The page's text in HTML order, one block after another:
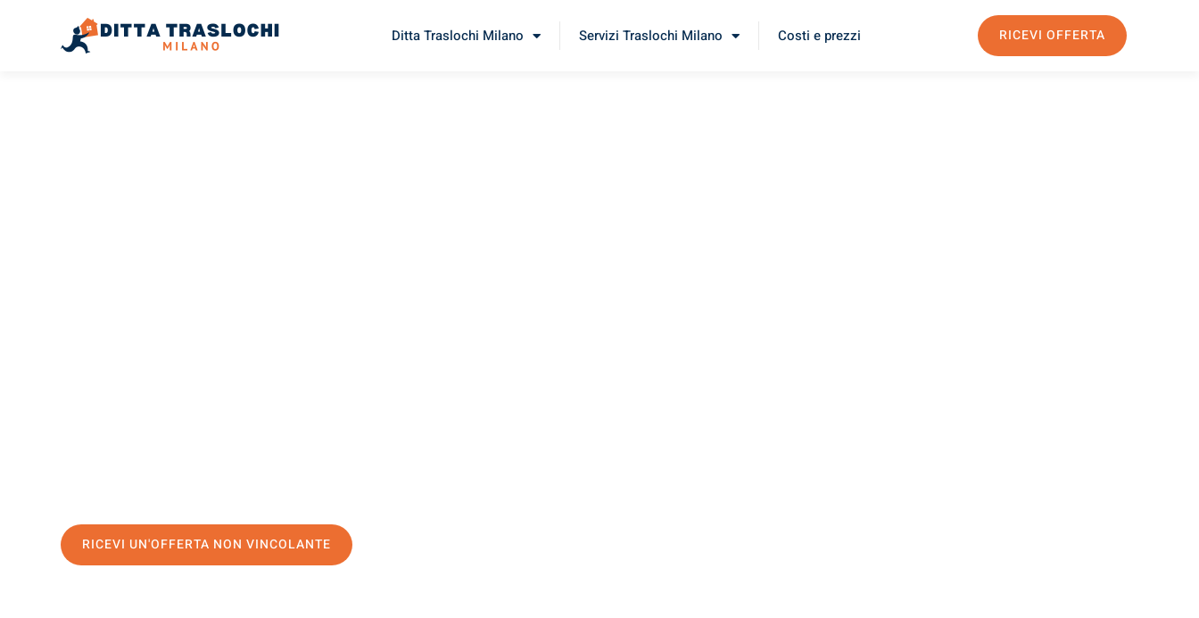
Ditta Traslochi Milano Servizi Traslochi Milano Costi e prezzi RICEVI OFFERTA
RICEVI UN'OFFERTA NON VINCOLANTE